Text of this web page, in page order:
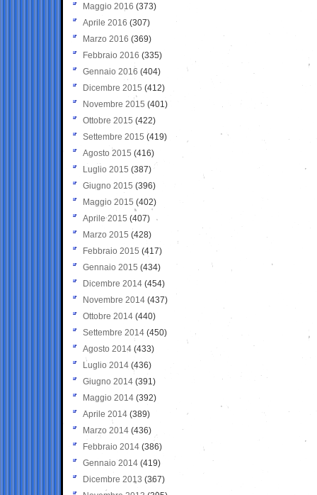
Maggio 2016 (373)
Aprile 2016 (307)
Marzo 2016 (369)
Febbraio 2016 (335)
Gennaio 2016 (404)
Dicembre 2015 (412)
Novembre 2015 (401)
Ottobre 2015 (422)
Settembre 2015 (419)
Agosto 2015 (416)
Luglio 2015 (387)
Giugno 2015 (396)
Maggio 2015 (402)
Aprile 2015 (407)
Marzo 2015 (428)
Febbraio 2015 (417)
Gennaio 2015 (434)
Dicembre 2014 (454)
Novembre 2014 (437)
Ottobre 2014 (440)
Settembre 2014 (450)
Agosto 2014 (433)
Luglio 2014 (436)
Giugno 2014 (391)
Maggio 2014 (392)
Aprile 2014 (389)
Marzo 2014 (436)
Febbraio 2014 (386)
Gennaio 2014 (419)
Dicembre 2013 (367)